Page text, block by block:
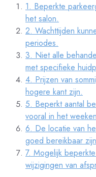
1. Beperkte
het salon.
2. Wachttijden
periodes.
3. Niet alle
met specifieke
4. Prijzen van
hogere kant zijn.
5. Beperkt aantal
vooral in het
6. De locatie van
goed bereikbaar
7. Mogelijk
wijzigingen van